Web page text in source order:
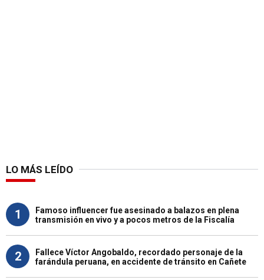
LO MÁS LEÍDO
1
Famoso influencer fue asesinado a balazos en plena
transmisión en vivo y a pocos metros de la Fiscalía
2
Fallece Víctor Angobaldo, recordado personaje de la
farándula peruana, en accidente de tránsito en Cañete